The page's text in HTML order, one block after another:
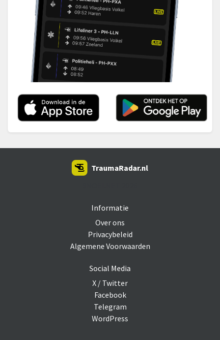
Informatie
Over ons
Privacybeleid
Algemene Voorwaarden
Social Media
X / Twitter
Facebook
Telegram
WordPress
TraumaRadar.nl